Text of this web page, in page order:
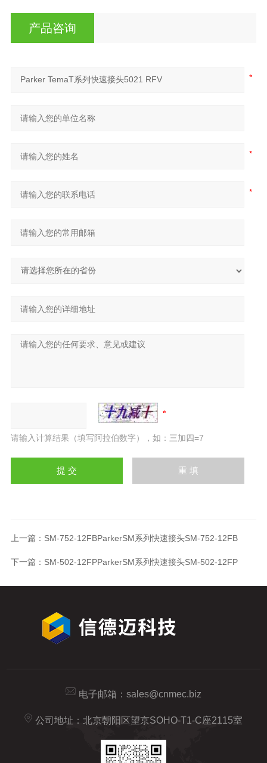
产品咨询
请输入计算结果（填写阿拉伯数字），如：三加四=7
上一篇： SM-752-12FBParkerSM系列快速接头SM-752-12FB
下一篇： SM-502-12FPParkerSM系列快速接头SM-502-12FP
电子邮箱： sales@cnmec.biz
公司地址：北京朝阳区望京SOHO-T1-C座2115室